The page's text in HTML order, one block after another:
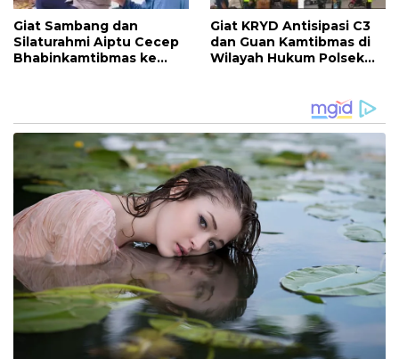
Giat Sambang dan
Silaturahmi Aiptu Cecep
Bhabinkamtibmas ke
Giat KRYD Antisipasi C3
dan Guan Kamtibmas di
Wilayah Hukum Polsek